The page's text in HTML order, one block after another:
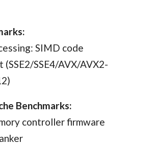
SIMD code
(SSE2/SSE4/AVX/AVX2-
Benchmarks:
controller firmware